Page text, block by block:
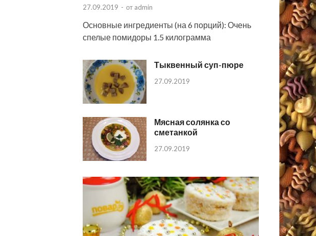
27.09.2019 - от admin
Основные ингредиенты (на 6 порций): Очень
спелые помидоры 1.5 килограмма
Тыквенный суп-пюре
27.09.2019
Мясная солянка со
сметанкой
27.09.2019